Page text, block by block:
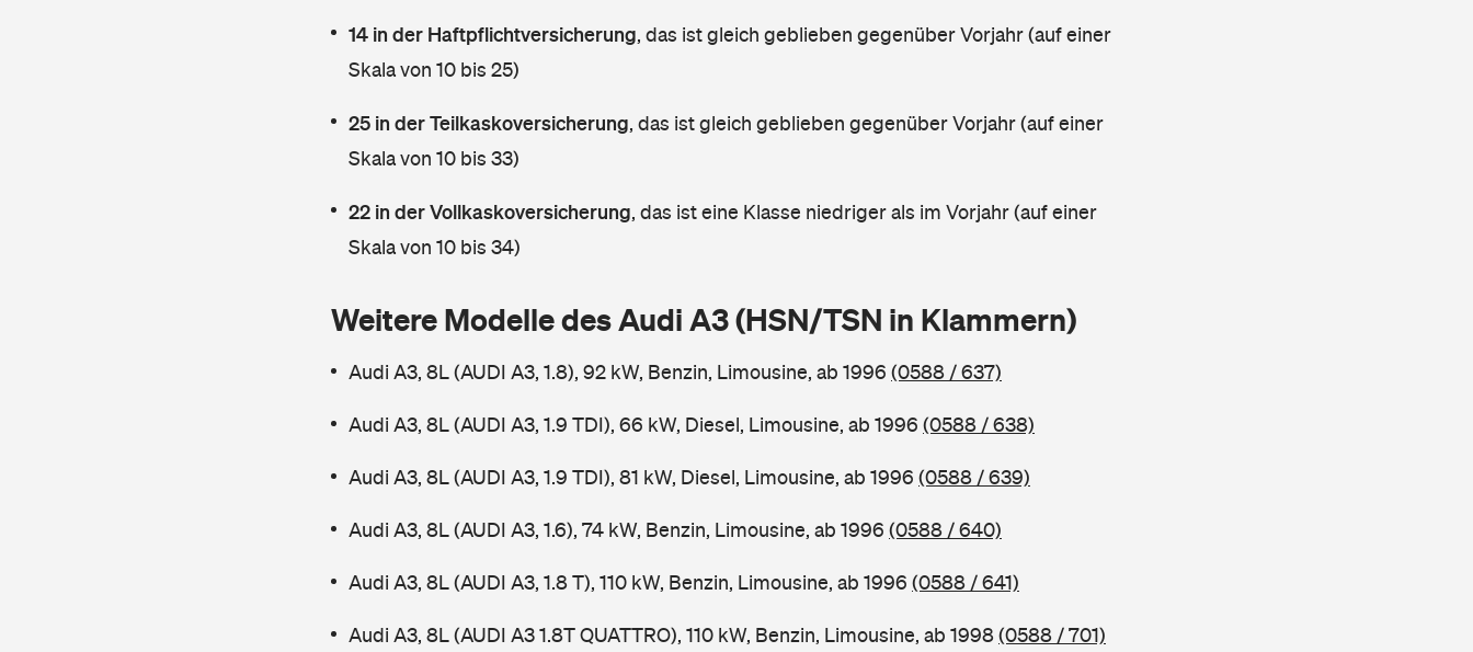
14 in der Haftpflichtversicherung, das ist gleich geblieben gegenüber Vorjahr (auf einer
Skala von 10 bis 25)
25 in der Teilkaskoversicherung, das ist gleich geblieben gegenüber Vorjahr (auf einer
Skala von 10 bis 33)
22 in der Vollkaskoversicherung, das ist eine Klasse niedriger als im Vorjahr (auf einer
Skala von 10 bis 34)
Weitere Modelle des Audi A3 (HSN/TSN in Klammern)
Audi A3, 8L (AUDI A3, 1.8), 92 kW, Benzin, Limousine, ab 1996 (0588 / 637)
Audi A3, 8L (AUDI A3, 1.9 TDI), 66 kW, Diesel, Limousine, ab 1996 (0588 / 638)
Audi A3, 8L (AUDI A3, 1.9 TDI), 81 kW, Diesel, Limousine, ab 1996 (0588 / 639)
Audi A3, 8L (AUDI A3, 1.6), 74 kW, Benzin, Limousine, ab 1996 (0588 / 640)
Audi A3, 8L (AUDI A3, 1.8 T), 110 kW, Benzin, Limousine, ab 1996 (0588 / 641)
Audi A3, 8L (AUDI A3 1.8T QUATTRO), 110 kW, Benzin, Limousine, ab 1998(0588 / 701)